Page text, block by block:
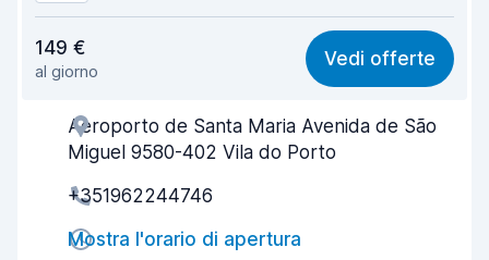
7,8
Facile da trovare 8,1
Gentilezza degli agenti 8,1
149 €
al giorno
Vedi offerte
Aeroporto de Santa Maria Avenida de São
Miguel 9580-402 Vila do Porto
+351962244746
Mostra l'orario di apertura